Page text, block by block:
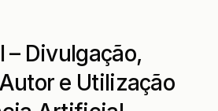
– Divulgação,
e Utilização